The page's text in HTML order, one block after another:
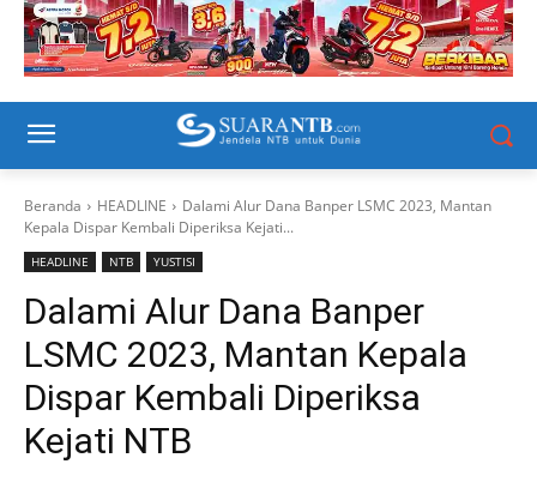
Beranda HEADLINE
Dalami Alur Dana Banper LSMC 2023, Mantan
Kepala Dispar Kembali Diperiksa Kejati...
HEADLINE NTB YUSTISI
Dalami Alur Dana Banper
LSMC 2023, Mantan Kepala
Dispar Kembali Diperiksa
Kejati NTB